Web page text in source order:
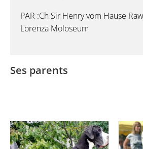
PAR :Ch Sir Henry vom Hause
Lorenza Moloseum
Ses parents